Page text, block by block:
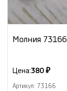
Молния 73166
Цена:380 ₽
Артикул: 73166